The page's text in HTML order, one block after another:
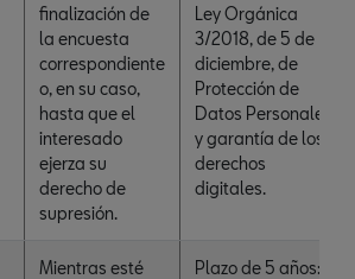
finalización de
la encuesta
correspondiente
o, en su caso,
hasta que el
interesado
ejerza su
derecho de
supresión.
Ley Orgánica
3/2018, de 5 de
diciembre, de
Protección de
Datos Personales
y garantía de los
derechos
digitales.
Mientras esté
Plazo de 5 años: